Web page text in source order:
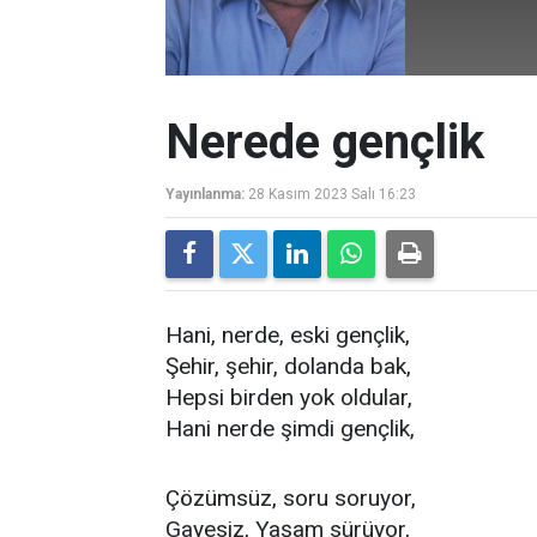
Nerede gençlik
Yayınlanma: 28 Kasım 2023 Salı 16:23
Hani, nerde, eski gençlik,
Şehir, şehir, dolanda bak,
Hepsi birden yok oldular,
Hani nerde şimdi gençlik,
Çözümsüz, soru soruyor,
Gayesiz, Yaşam sürüyor,